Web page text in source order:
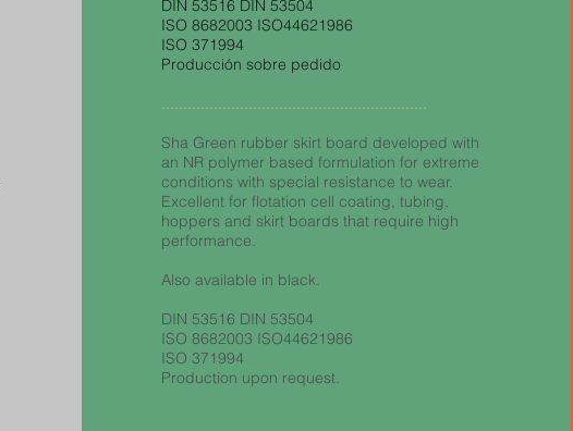
DIN 53516 DIN 53504
ISO 8682003 ISO44621986
ISO 371994
Producción sobre pedido
.............................................................
Sha Green rubber skirt board developed with
an NR polymer based formulation for extreme
conditions with special resistance to wear.
Excellent for flotation cell coating, tubing,
hoppers and skirt boards that require high
performance.
Also available in black.
DIN 53516 DIN 53504
ISO 8682003 ISO44621986
ISO 371994
Production upon request.